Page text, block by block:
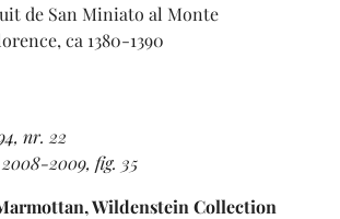
de San Miniato al Monte
ca 1380-1390
nr. 22
2009, fig. 35
Wildenstein Collection